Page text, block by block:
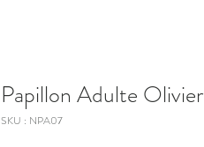
Papillon Adulte Olivier
SKU : NPA07